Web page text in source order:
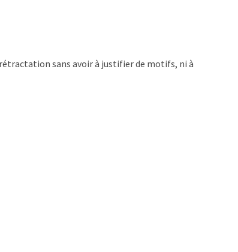
rétractation sans avoir à justifier de motifs, ni à